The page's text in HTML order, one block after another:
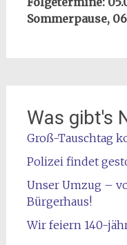
Sommerpause,
Was gibt's
Groß-Tauschtag
Polizei findet
Unser Umzug –
Bürgerhaus!
Wir feiern 140-